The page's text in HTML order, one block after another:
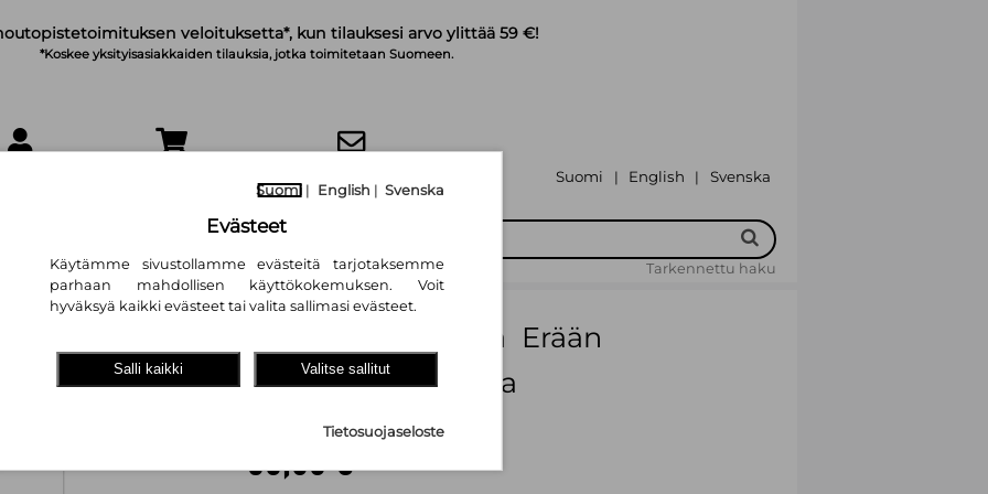
veloituksetta*, kun tilauksesi arvo ylittää 59 €!
*Koskee yksityisasiakkaiden tilauksia, jotka toimitetaan Suomeen.
Suomi | English | Svenska
Tarkennettu haku
Suomalaisuudesta  Erään
sukupuolven tarina
30,80 €
Suomi | English | Svenska
Evästeet
Käytämme sivustollamme evästeitä tarjotaksemme
parhaan mahdollisen käyttökokemuksen. Voit
hyväksyä kaikki evästeet tai valita sallimasi evästeet.
Salli kaikki Valitse sallitut
Tietosuojaseloste